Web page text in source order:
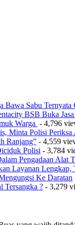
Bawa Sabu
BSB Buka
Warga - 4,796
Minta Polisi
Ranjang” - 4,559
Polisi - 3,784
Pengadaan Alat
Layanan Lengkap,
Ke Daratan
Tersangka ? - 3,279